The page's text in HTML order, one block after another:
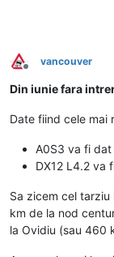
Deconectat
vancouver
Din iunie fara
Date fiind cele mai
A0S3 va fi
DX12 L4.2 va
Sa zicem cel
km de la nod
la Ovidiu (sau 460